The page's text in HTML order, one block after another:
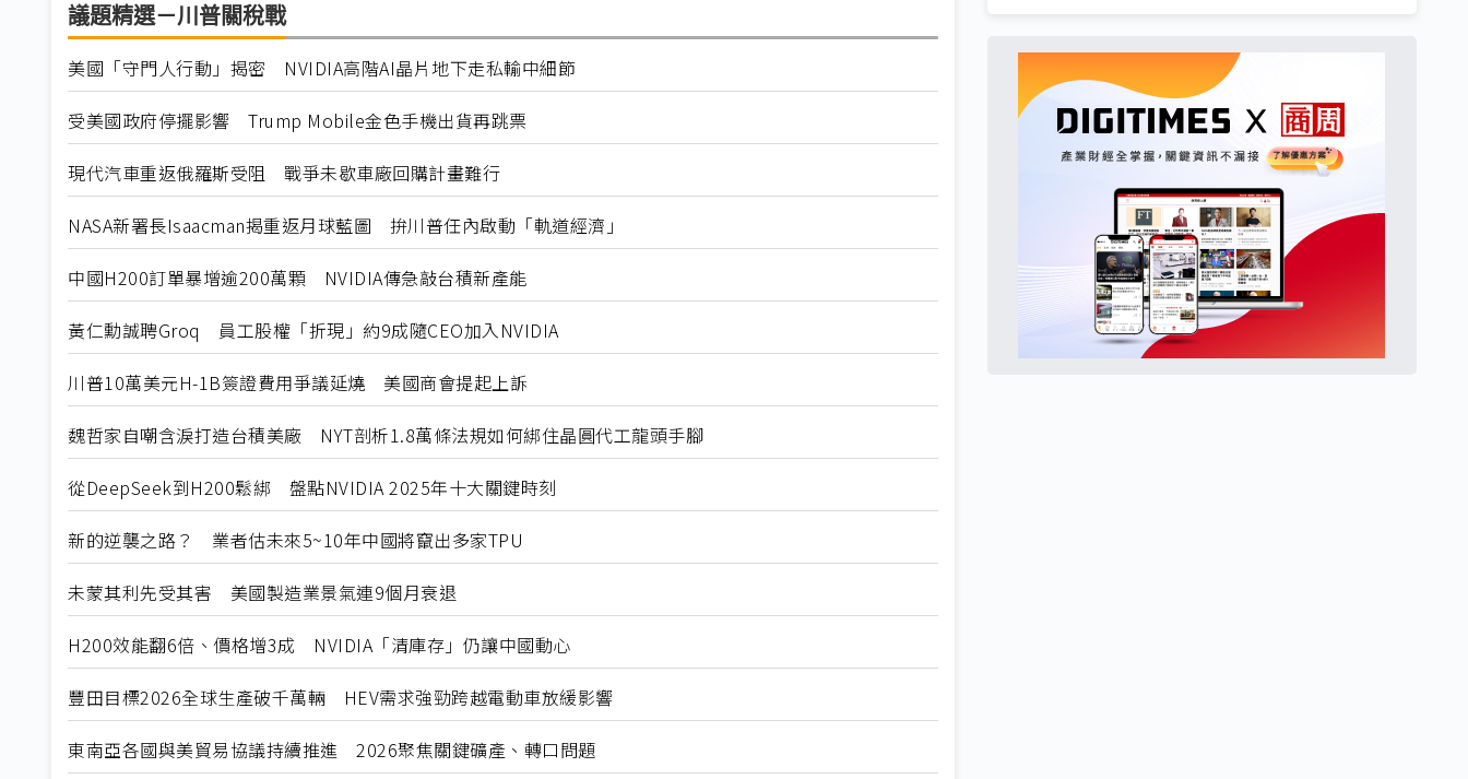
議題精選－川普關稅戰
美國「守門人行動」揭密 NVIDIA高階AI晶片地下走私輸中細節
受美國政府停擺影響 Trump Mobile金色手機出貨再跳票
現代汽車重返俄羅斯受阻 戰爭未歇車廠回購計畫難行
NASA新署長Isaacman揭重返月球藍圖 拚川普任內啟動「軌道經濟」
中國H200訂單暴增逾200萬顆 NVIDIA傳急敲台積新產能
黃仁勳誠聘Groq 員工股權「折現」約9成隨CEO加入NVIDIA
川普10萬美元H-1B簽證費用爭議延燒 美國商會提起上訴
魏哲家自嘲含淚打造台積美廠 NYT剖析1.8萬條法規如何綁住晶圓代工龍頭手腳
從DeepSeek到H200鬆綁 盤點NVIDIA 2025年十大關鍵時刻
新的逆襲之路？ 業者估未來5~10年中國將竄出多家TPU
未蒙其利先受其害 美國製造業景氣連9個月衰退
H200效能翻6倍、價格增3成 NVIDIA「清庫存」仍讓中國動心
豐田目標2026全球生產破千萬輛 HEV需求強勁跨越電動車放緩影響
東南亞各國與美貿易協議持續推進 2026聚焦關鍵礦產、轉口問題